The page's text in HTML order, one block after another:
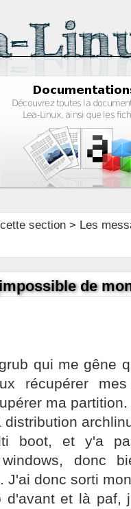
section> Les
de
qui me gêne
récupérer mes
ma partition.
distribution
boot, et y'a
donc
J'ai donc sorti
d'avant et là paf,